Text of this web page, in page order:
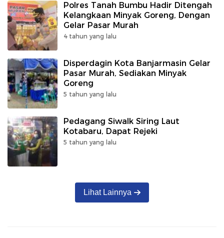
Polres Tanah Bumbu Hadir Ditengah
Kelangkaan Minyak Goreng, Dengan
Gelar Pasar Murah
4 tahun yang lalu
Disperdagin Kota Banjarmasin Gelar
Pasar Murah, Sediakan Minyak
Goreng
5 tahun yang lalu
Pedagang Siwalk Siring Laut
Kotabaru, Dapat Rejeki
5 tahun yang lalu
Lihat Lainnya